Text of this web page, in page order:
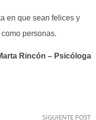
en que sean felices y
personas.
Rincón – Psicóloga
SIGUIENTE POST